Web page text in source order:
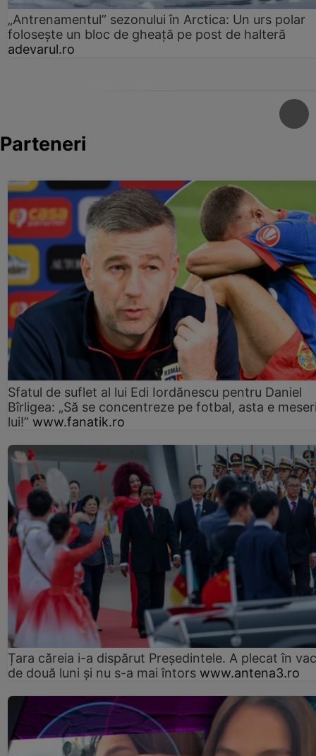
„Antrenamentul” sezonului în Arctica: Un urs polar
folosește un bloc de gheață pe post de halteră
adevarul.ro
Parteneri
Sfatul de suflet al lui Edi Iordănescu pentru Daniel
Bîrligea: „Să se concentreze pe fotbal, asta e
lui!” www.fanatik.ro
Țara căreia i-a dispărut Președintele. A plecat în
de două luni și nu s-a mai întors www.antena3.ro